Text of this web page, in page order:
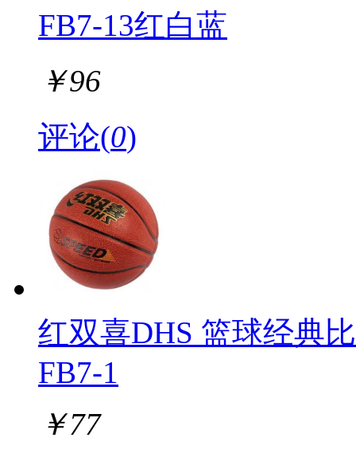
FB7-13红白蓝
￥96
评论(0)
红双喜DHS 篮球经典
FB7-1
￥77